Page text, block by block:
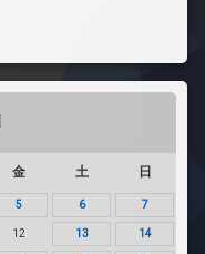
金 土 日
5 6 7
12 13 14